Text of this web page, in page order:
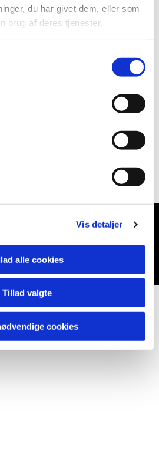
du har givet dem, eller som
brug af deres tjenester.
Vis detaljer
alle cookies
Tillad valgte
cookies
også kunne lide...